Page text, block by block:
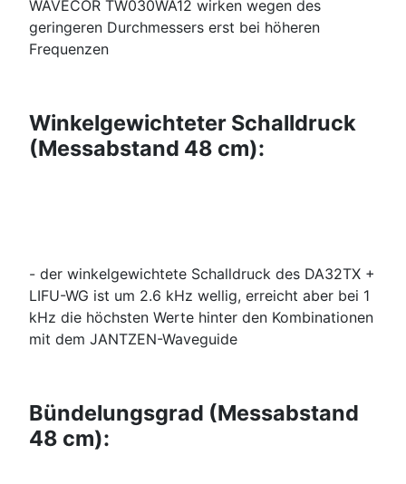
WAVECOR TW030WA12 wirken wegen des
geringeren Durchmessers erst bei höheren
Frequenzen
Winkelgewichteter Schalldruck
(Messabstand 48 cm):
- der winkelgewichtete Schalldruck des DA32TX +
LIFU-WG ist um 2.6 kHz wellig, erreicht aber bei 1
kHz die höchsten Werte hinter den Kombinationen
mit dem JANTZEN-Waveguide
Bündelungsgrad (Messabstand
48 cm):